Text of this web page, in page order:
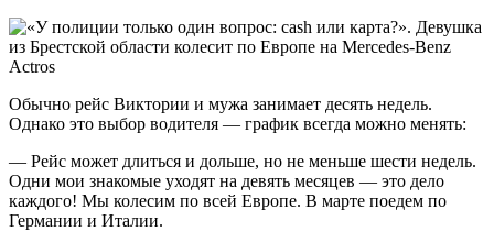
Обычно рейс Виктории и мужа занимает десять недель.
Однако это выбор водителя — график всегда можно менять:
— Рейс может длиться и дольше, но не меньше шести недель.
Одни мои знакомые уходят на девять месяцев — это дело
каждого! Мы колесим по всей Европе. В марте поедем по
Германии и Италии.